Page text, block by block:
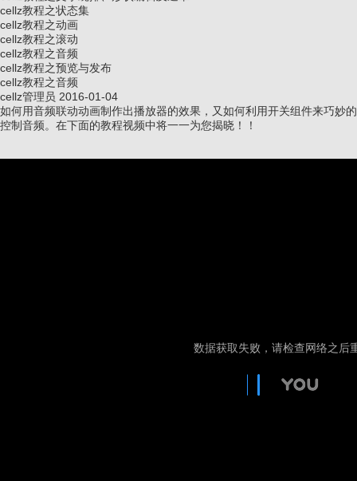
cellz教程之状态集
cellz教程之动画
cellz教程之滚动
cellz教程之音频
cellz教程之预览与发布
cellz教程之音频
cellz管理员 2016-01-04
如何用音频联动动画制作出播放器的效果，又如何利用开关组件来巧妙的
控制音频。在下面的教程视频中将一一为您揭晓！！